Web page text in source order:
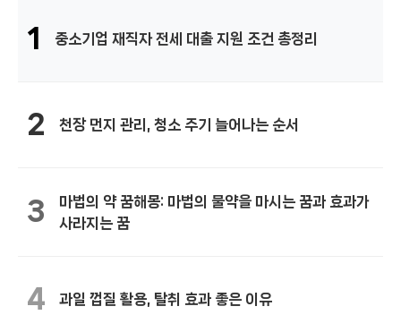
1 중소기업 재직자 전세 대출 지원 조건 총정리
2 천장 먼지 관리, 청소 주기 늘어나는 순서
3
마법의 약 꿈해몽: 마법의 물약을 마시는 꿈과 효과가
사라지는 꿈
4 과일 껍질 활용, 탈취 효과 좋은 이유